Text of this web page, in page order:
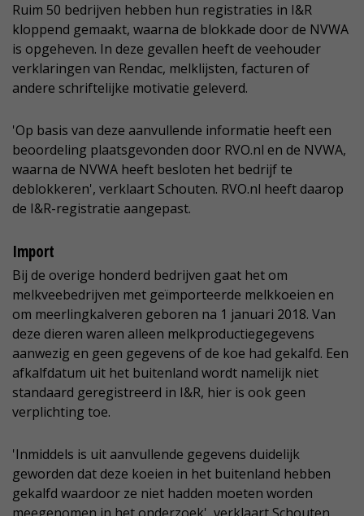
Ruim 50 bedrijven hebben hun registraties in I&R
kloppend gemaakt, waarna de blokkade door de NVWA
is opgeheven. In deze gevallen heeft de veehouder
verklaringen van Rendac, melklijsten, facturen of
andere schriftelijke motivatie geleverd.
'Op basis van deze aanvullende informatie heeft een
beoordeling plaatsgevonden door RVO.nl en de NVWA,
waarna de NVWA heeft besloten het bedrijf te
deblokkeren', verklaart Schouten. RVO.nl heeft daarop
de I&R-registratie aangepast.
Import
Bij de overige honderd bedrijven gaat het om
melkveebedrijven met geïmporteerde melkkoeien en
om meerlingkalveren geboren na 1 januari 2018. Van
deze dieren waren alleen melkproductiegegevens
aanwezig en geen gegevens of de koe had gekalfd. Een
afkalfdatum uit het buitenland wordt namelijk niet
standaard geregistreerd in I&R, hier is ook geen
verplichting toe.
'Inmiddels is uit aanvullende gegevens duidelijk
geworden dat deze koeien in het buitenland hebben
gekalfd waardoor ze niet hadden moeten worden